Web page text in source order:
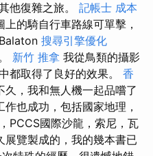
他復雜之旅。 記帳士 成本
上的騎自行車路線可單擊，
搜尋引擎優化
新竹 推拿 我從鳥類的攝影
都取得了良好的效果。 香
久，我和無人機一起品嚐了
作也成功，包括國家地理，
PCCS國際沙龍，索尼，瓦
展覽製成的，我的幾本書已